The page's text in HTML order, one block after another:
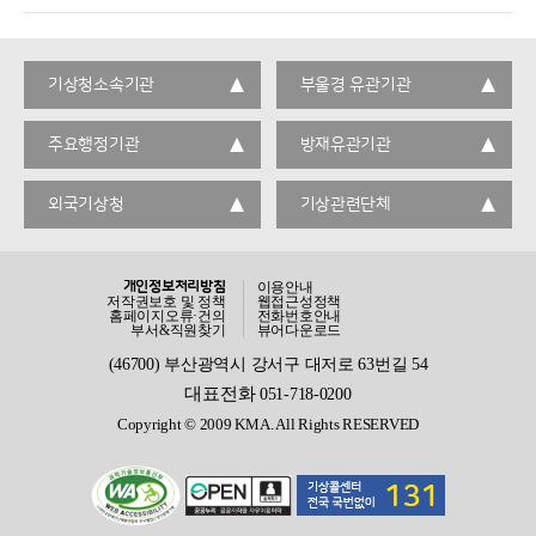
기상청소속기관 부울경 유관기관
주요행정기관 방재유관기관
외국기상청 기상관련단체
개인정보처리방침
이용안내
저작권보호 및 정책
웹접근성정책
홈페이지오류·건의
전화번호안내
부서&직원찾기
뷰어다운로드
(46700) 부산광역시 강서구 대저로 63번길 54
대표전화051-718-0200
Copyright © 2009 KMA. All Rights RESERVED